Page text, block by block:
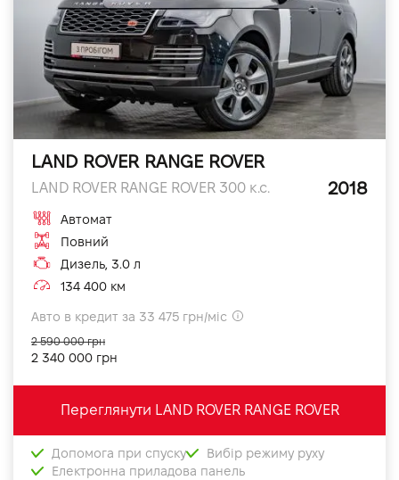
LAND ROVER RANGE ROVER
LAND ROVER RANGE ROVER 300 к.с. 2018
Автомат
Повний
Дизель, 3.0 л
134 400 км
Авто в кредит за 33 475 грн/міс
2 340 000 грн
2 590 000 грн
Переглянути LAND ROVER RANGE ROVER
Допомога при спуску
Вибір режиму руху
Електронна приладова панель